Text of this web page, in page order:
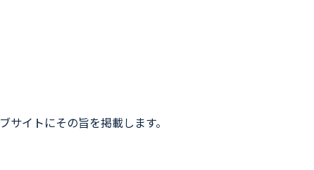
イトにその旨を掲載します。